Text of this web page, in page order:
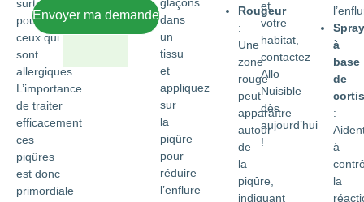
surtout
pour
ceux qui
sont
allergiques.
L’importance
de traiter
efficacement
ces
piqûres
est donc
primordiale
Envoyer ma demandedans
un
tissu
et
appliquez
sur
la
piqûre
pour
réduire
l’enflure
Rougeur
:
Une
zone
rouge
peut
apparaître
autour
de
la
piqûre,
indiquant
et
votre
habitat,
contactez
Allo
Nuisible
dès
aujourd’hui
!
à
base
de
:
à
la